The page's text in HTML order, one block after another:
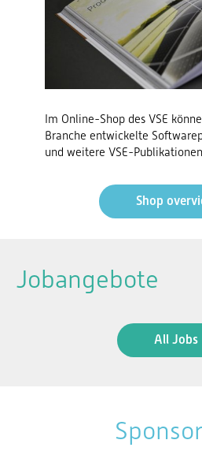
Im Online-Shop des VSE
Branche entwickelte
und weitere VSE-
Shop
Jobangebote
All Jobs